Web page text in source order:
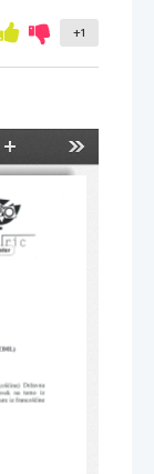
+1
DrLavna
na temo iz
iz franco5dine